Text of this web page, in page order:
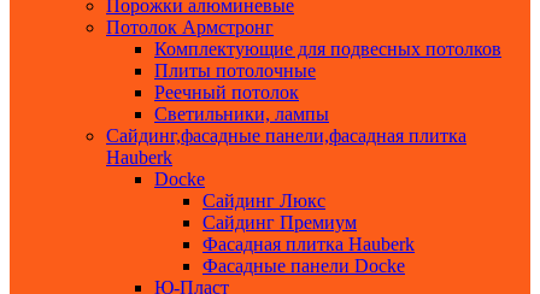
Порожки алюминевые
Потолок Армстронг
Комплектующие для подвесных потолков
Плиты потолочные
Реечный потолок
Светильники, лампы
Сайдинг,фасадные панели,фасадная плитка
Hauberk
Docke
Сайдинг Люкс
Сайдинг Премиум
Фасадная плитка Hauberk
Фасадные панели Docke
Ю-Пласт